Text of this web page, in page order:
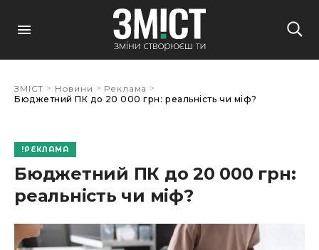
ЗМІСТ > Новини > Реклама >
Бюджетний ПК до 20 000 грн: реальність чи міф?
РЕКЛАМА
Бюджетний ПК до 20 000 грн:
реальність чи міф?